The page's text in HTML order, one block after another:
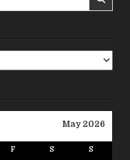
May 2026
F S S